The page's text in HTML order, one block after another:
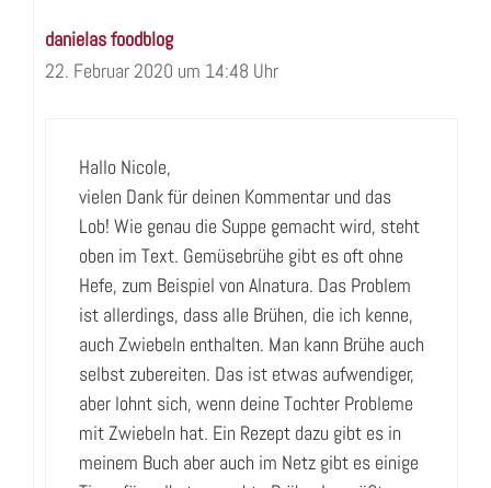
danielas foodblog
22. Februar 2020 um 14:48 Uhr
Hallo Nicole,
vielen Dank für deinen Kommentar und das
Lob! Wie genau die Suppe gemacht wird, steht
oben im Text. Gemüsebrühe gibt es oft ohne
Hefe, zum Beispiel von Alnatura. Das Problem
ist allerdings, dass alle Brühen, die ich kenne,
auch Zwiebeln enthalten. Man kann Brühe auch
selbst zubereiten. Das ist etwas aufwendiger,
aber lohnt sich, wenn deine Tochter Probleme
mit Zwiebeln hat. Ein Rezept dazu gibt es in
meinem Buch aber auch im Netz gibt es einige